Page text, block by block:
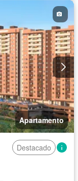
Apartamento
Destacado